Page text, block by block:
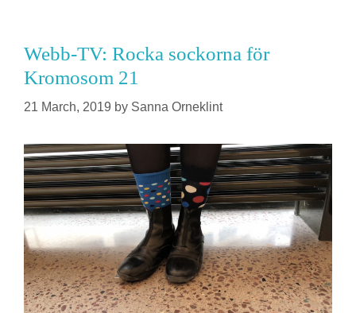
Webb-TV: Rocka sockorna för
Kromosom 21
21 March, 2019 by Sanna Orneklint